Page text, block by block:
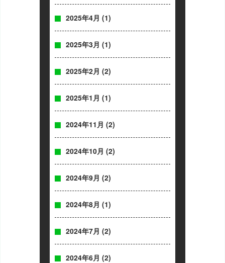
2025年4月 (1)
2025年3月 (1)
2025年2月 (2)
2025年1月 (1)
2024年11月 (2)
2024年10月 (2)
2024年9月 (2)
2024年8月 (1)
2024年7月 (2)
2024年6月 (2)